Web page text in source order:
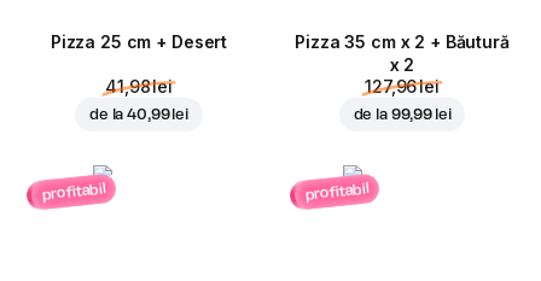
Pizza 25 cm + Desert
41,98 lei
de la40,99 lei
Pizza 35 cm x 2 + Băutură
x 2
127,96 lei
de la 99,99 lei
profitabil profitabil